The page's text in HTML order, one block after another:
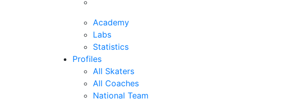
Academy
Labs
Statistics
Profiles
All Skaters
All Coaches
National Team